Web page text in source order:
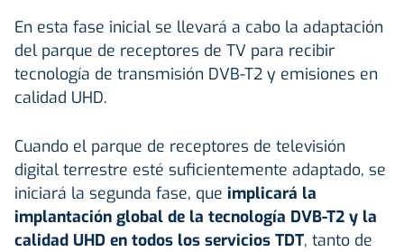
En esta fase inicial se llevará a cabo la adaptación
del parque de receptores de TV para recibir
tecnología de transmisión DVB-T2 y emisiones en
calidad UHD.
Cuando el parque de receptores de televisión
digital terrestre esté suficientemente adaptado, se
iniciará la segunda fase, que implicará la
implantación global de la tecnología DVB-T2 y la
calidad UHD en todos los servicios TDT, tanto de